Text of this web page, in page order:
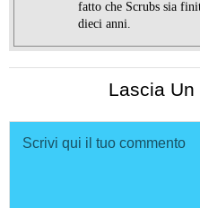
fatto che Scrubs sia
dieci anni.
Lascia Un